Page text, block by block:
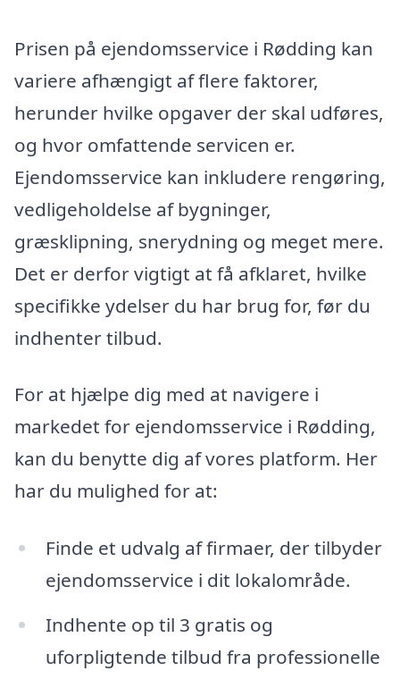
Prisen på ejendomsservice i Rødding kan
variere afhængigt af flere faktorer,
herunder hvilke opgaver der skal udføres,
og hvor omfattende servicen er.
Ejendomsservice kan inkludere rengøring,
vedligeholdelse af bygninger,
græsklipning, snerydning og meget mere.
Det er derfor vigtigt at få afklaret, hvilke
specifikke ydelser du har brug for, før du
indhenter tilbud.
For at hjælpe dig med at navigere i
markedet for ejendomsservice i Rødding,
kan du benytte dig af vores platform. Her
har du mulighed for at:
Finde et udvalg af firmaer, der tilbyder
ejendomsservice i dit lokalområde.
Indhente op til 3 gratis og
uforpligtende tilbud fra professionelle